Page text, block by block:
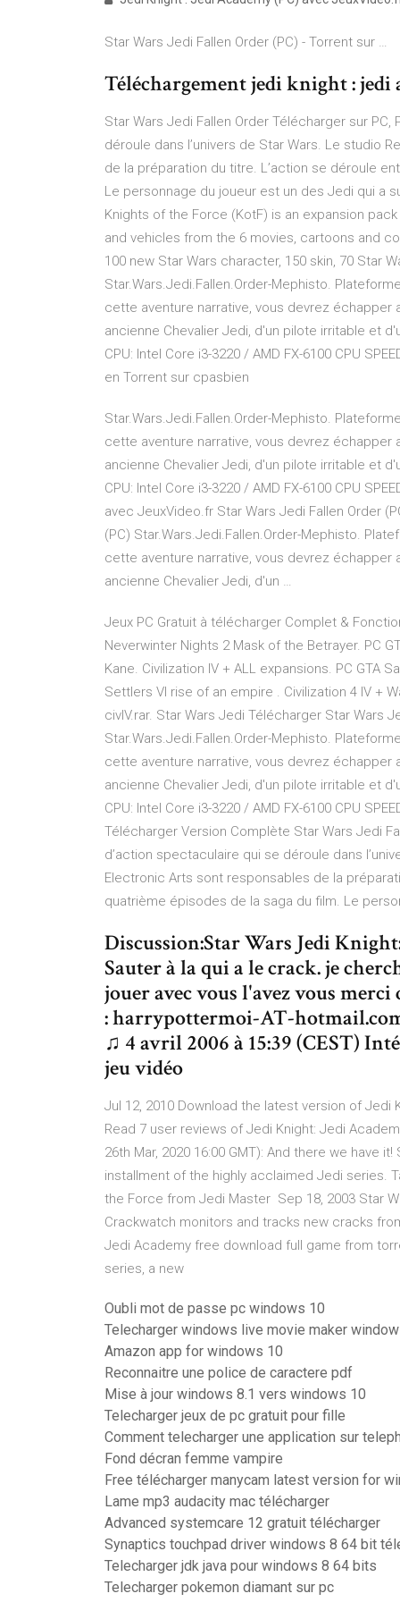
Star Wars Jedi Fallen Order (PC) - Torrent sur …
Téléchargement jedi knight : jedi
Star Wars Jedi Fallen Order Télécharger sur
déroule dans l’univers de Star Wars. Le studio
de la préparation du titre. L’action se déroule
Le personnage du joueur est un des Jedi qui a
Knights of the Force (KotF) is an expansion
and vehicles from the 6 movies, cartoons and
100 new Star Wars character, 150 skin, 70 Star
Star.Wars.Jedi.Fallen.Order-Mephisto.
cette aventure narrative, vous devrez
ancienne Chevalier Jedi, d'un pilote irritable et
CPU: Intel Core i3-3220 / AMD FX-6100 CPU
en Torrent sur cpasbien
Star.Wars.Jedi.Fallen.Order-Mephisto.
cette aventure narrative, vous devrez
ancienne Chevalier Jedi, d'un pilote irritable et
CPU: Intel Core i3-3220 / AMD FX-6100 CPU
avec JeuxVideo.fr Star Wars Jedi Fallen Order
(PC) Star.Wars.Jedi.Fallen.Order-Mephisto.
cette aventure narrative, vous devrez
ancienne Chevalier Jedi, d'un …
Jeux PC Gratuit à télécharger Complet &
Neverwinter Nights 2 Mask of the Betrayer. PC
Kane. Civilization IV + ALL expansions. PC GTA
Settlers VI rise of an empire . Civilization 4 IV +
civIV.rar. Star Wars Jedi Télécharger Star Wars
Star.Wars.Jedi.Fallen.Order-Mephisto.
cette aventure narrative, vous devrez
ancienne Chevalier Jedi, d'un pilote irritable et
CPU: Intel Core i3-3220 / AMD FX-6100 CPU
Télécharger Version Complète Star Wars Jedi
d’action spectaculaire qui se déroule dans
Electronic Arts sont responsables de la
quatrième épisodes de la saga du film. Le
Discussion:Star Wars Jedi
Sauter à la qui a le crack. je
jouer avec vous l'avez vous
: harrypottermoi-AT-hotmail.com
♫ 4 avril 2006 à 15:39 (CEST)
jeu vidéo
Jul 12, 2010 Download the latest version of
Read 7 user reviews of Jedi Knight: Jedi
26th Mar, 2020 16:00 GMT): And there we have
installment of the highly acclaimed Jedi series.
the Force from Jedi Master Sep 18, 2003 Star
Crackwatch monitors and tracks new cracks
Jedi Academy free download full game from
series, a new
Oubli mot de passe pc windows 10
Telecharger windows live movie maker
Amazon app for windows 10
Reconnaitre une police de caractere pdf
Mise à jour windows 8.1 vers windows 10
Telecharger jeux de pc gratuit pour fille
Comment telecharger une application sur
Fond décran femme vampire
Free télécharger manycam latest version for
Lame mp3 audacity mac télécharger
Advanced systemcare 12 gratuit télécharger
Synaptics touchpad driver windows 8 64 bit
Telecharger jdk java pour windows 8 64 bits
Telecharger pokemon diamant sur pc